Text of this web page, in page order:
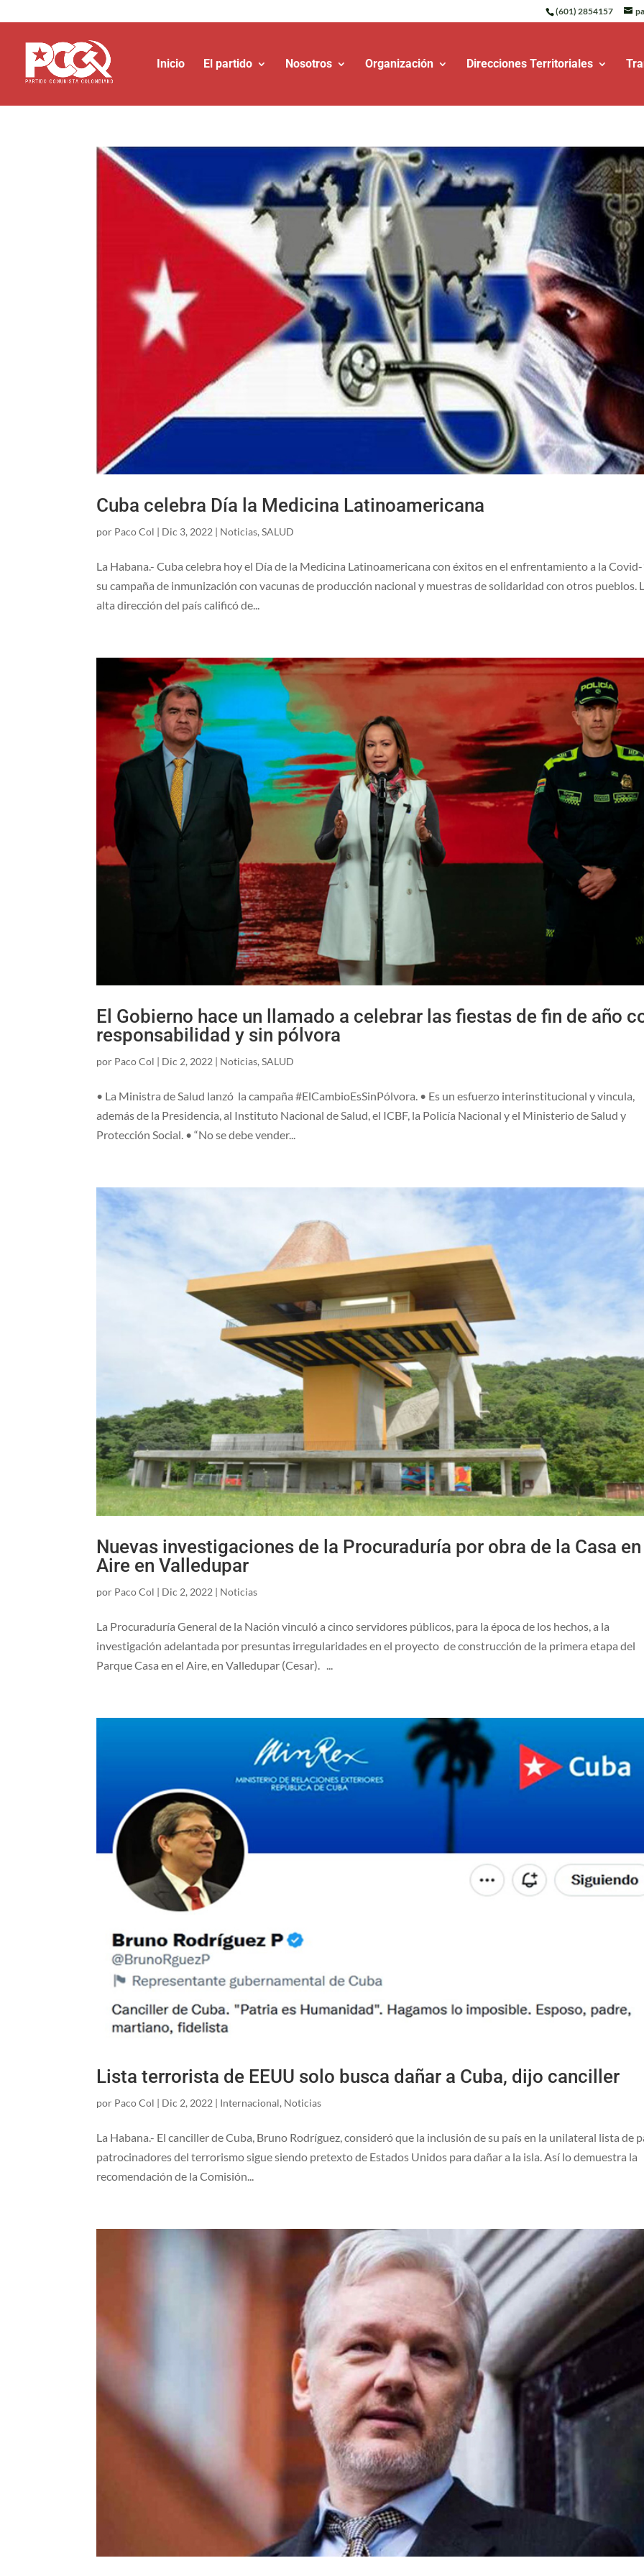
(601) 2854157
Inicio El partido Nosotros Organización Direcciones Territoriales
Cuba celebra Día la Medicina Latinoamericana
por Paco Col | Dic 3, 2022 | Noticias,SALUD
La Habana.- Cuba celebra hoy el Día de la Medicina Latinoamericana con éxitos en el enfrentamiento a la
su campaña de inmunización con vacunas de producción nacional y muestras de solidaridad con otros pueblos.
alta dirección del país calificó de...
El Gobierno hace un llamado a celebrar las fiestas de fin de año
responsabilidad y sin pólvora
por Paco Col | Dic 2, 2022 | Noticias,SALUD
• La Ministra de Salud lanzó la campaña #ElCambioEsSinPólvora. • Es un esfuerzo interinstitucional y vincula,
además de la Presidencia, al Instituto Nacional de Salud, el ICBF, la Policía Nacional y el Ministerio de Salud y
Protección Social. • “No se debe vender...
Nuevas investigaciones de la Procuraduría por obra de la Casa
Aire en Valledupar
por Paco Col | Dic 2, 2022 | Noticias
La Procuraduría General de la Nación vinculó a cinco servidores públicos, para la época de los hechos, a la
investigación adelantada por presuntas irregularidades en el proyecto de construcción de la primera etapa del
Parque Casa en el Aire, en Valledupar (Cesar). ...
Lista terrorista de EEUU solo busca dañar a Cuba, dijo canciller
por Paco Col | Dic 2, 2022 | Internacional, Noticias
La Habana.- El canciller de Cuba, Bruno Rodríguez, consideró que la inclusión de su país en la unilateral lista de
patrocinadores del terrorismo sigue siendo pretexto de Estados Unidos para dañar a la isla. Así lo demuestra la
recomendación de la Comisión...